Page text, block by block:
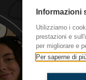
La
Ciao
è la
20.30
Informazioni
Utilizziamo i
prestazioni e
per migliorare e
Per saperne di